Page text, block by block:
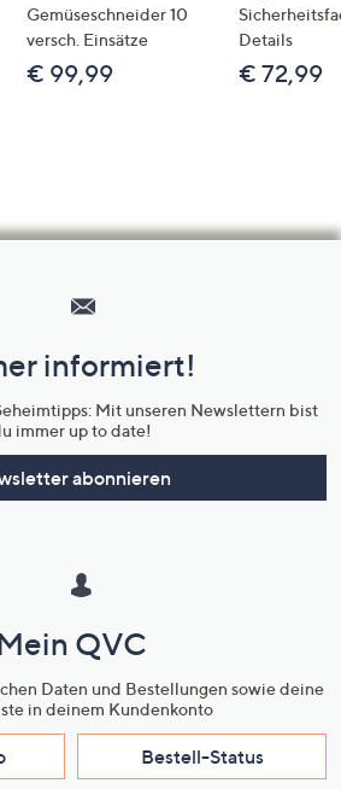
Gemüseschneider 10
versch. Einsätze
€ 99,99
Details
€ 72,99
informiert!
Mit unseren Newslettern bist
immer up to date!
abonnieren
QVC
Daten und Bestellungen sowie deine
in deinem Kundenkonto
Bestell-Status